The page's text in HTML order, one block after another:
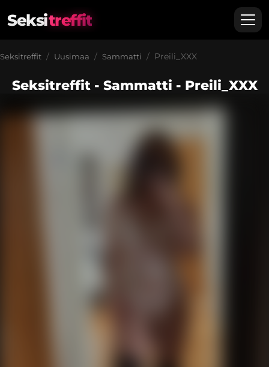
Seksitreffit
Seksitreffit Uusimaa Sammatti Preili_XXX
Seksitreffit - Sammatti - Preili_XXX